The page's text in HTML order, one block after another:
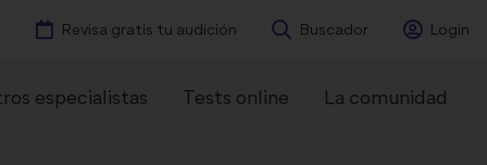
Revisa gratis tu audición Buscador Login
especialistas Tests online La comunidad